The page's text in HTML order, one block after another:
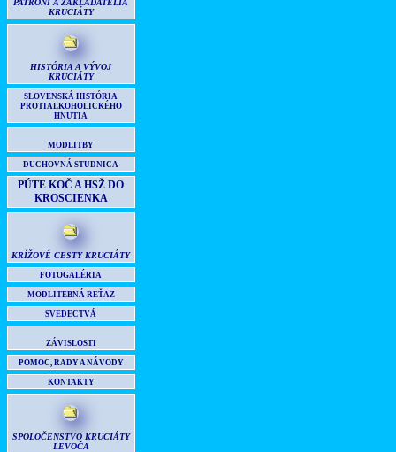
PATRÓNI A ZAKLADATELIA
KRUCIÁTY
HISTÓRIA A VÝVOJ
KRUCIÁTY
SLOVENSKÁ HISTÓRIA
PROTIALKOHOLICKÉHO
HNUTIA
MODLITBY
DUCHOVNÁ STUDNICA
PÚTE KOČ A HSŽ DO
KROSCIENKA
KRÍŽOVÉ CESTY KRUCIÁTY
FOTOGALÉRIA
MODLITEBNÁ REŤAZ
SVEDECTVÁ
ZÁVISLOSTI
POMOC, RADY A NÁVODY
KONTAKTY
SPOLOČENSTVO KRUCIÁTY
LEVOČA